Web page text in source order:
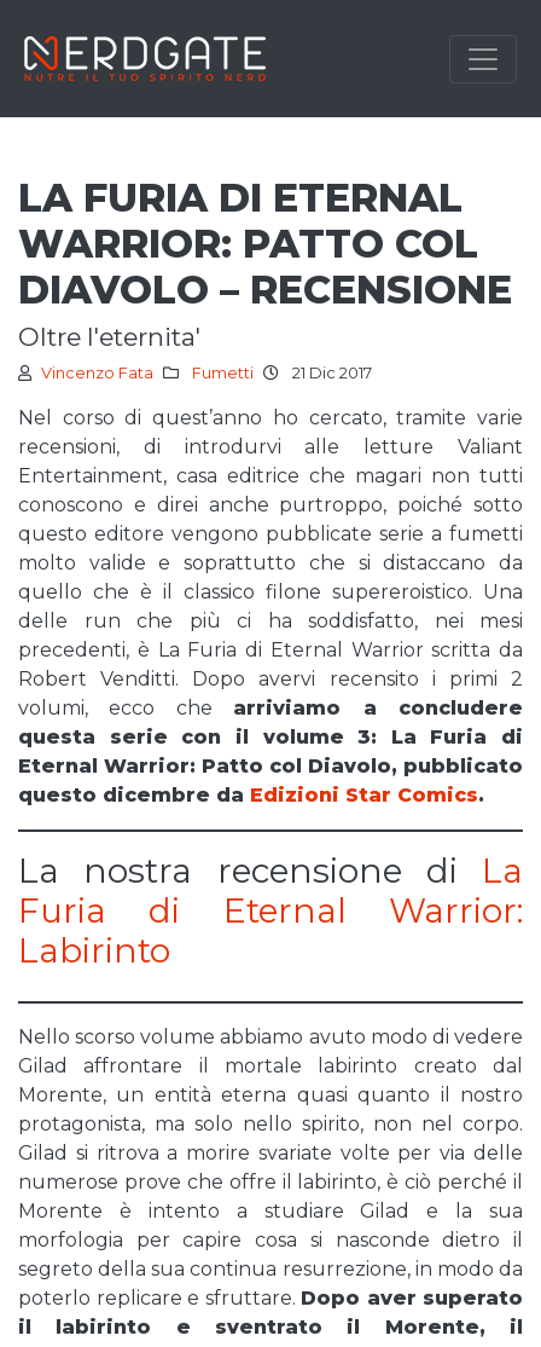
LA FURIA DI ETERNAL
WARRIOR: PATTO COL
DIAVOLO – RECENSIONE
oltre l'eternita'
Vincenzo Fata Fumetti 21 Dic 2017
Nel corso di quest’anno ho cercato, tramite varie
recensioni, di introdurvi alle letture Valiant
Entertainment, casa editrice che magari non tutti
conoscono e direi anche purtroppo, poiché sotto
questo editore vengono pubblicate serie a fumetti
molto valide e soprattutto che si distaccano da
quello che è il classico filone supereroistico. Una
delle run che più ci ha soddisfatto, nei mesi
precedenti, è La Furia di Eternal Warrior scritta da
Robert Venditti. Dopo avervi recensito i primi 2
volumi, ecco che arriviamo a concludere
questa serie con il volume 3: La Furia di
Eternal Warrior: Patto col Diavolo, pubblicato
questo dicembre da Edizioni Star Comics.
La nostra recensione di La
Furia di Eternal Warrior:
Labirinto
Nello scorso volume abbiamo avuto modo di vedere
Gilad affrontare il mortale labirinto creato dal
Morente, un entità eterna quasi quanto il nostro
protagonista, ma solo nello spirito, non nel corpo.
Gilad si ritrova a morire svariate volte per via delle
numerose prove che offre il labirinto, è ciò perché il
Morente è intento a studiare Gilad e la sua
morfologia per capire cosa si nasconde dietro il
segreto della sua continua resurrezione, in modo da
poterlo replicare e sfruttare. Dopo aver superato
il labirinto e sventrato il Morente, il